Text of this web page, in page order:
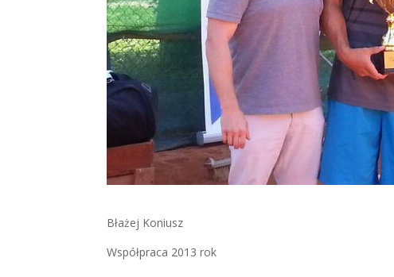
Błażej Koniusz
Współpraca 2013 rok